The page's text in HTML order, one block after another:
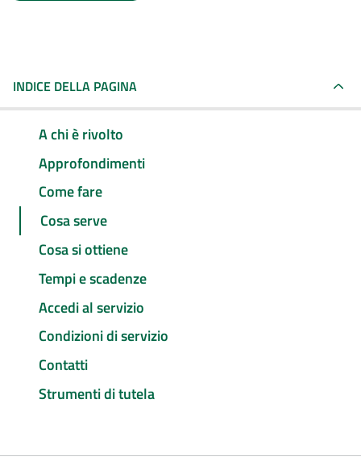
INDICE DELLA PAGINA
A chi è rivolto
Approfondimenti
Come fare
Cosa serve
Cosa si ottiene
Tempi e scadenze
Accedi al servizio
Condizioni di servizio
Contatti
Strumenti di tutela